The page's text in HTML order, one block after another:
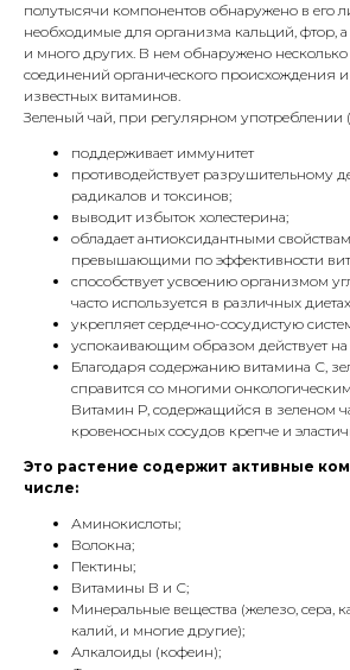
полутысячи компонентов обнаружено в его
необходимые для организма кальций, фтор,
и много других. В нем обнаружено
соединений органического происхождения
известных витаминов.
Зеленый чай, при регулярном употреблении
поддерживает иммунитет
противодействует разрушительному
радикалов и токсинов;
выводит избыток холестерина;
обладает антиоксидантными
превышающими по эффективности
способствует усвоению организмом
часто используется в различных
укрепляет сердечно-сосудистую
успокаивающим образом действует
Благодаря содержанию витамина С,
справится со многими
Витамин Р, содержащийся в зеленом
кровеносных сосудов крепче и
Это растение содержит активные
числе:
Аминокислоты;
Волокна;
Пектины;
Витамины В и С;
Минеральные вещества (железо, сера,
калий, и многие другие);
Алкалоиды (кофеин);